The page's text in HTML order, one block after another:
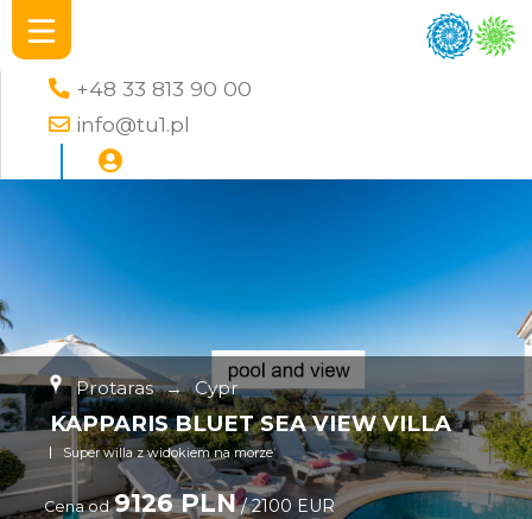
+48 33 813 90 00
info@tu1.pl
Protaras → Cypr
KAPPARIS BLUET SEA VIEW VILLA
Super willa z widokiem na morze
Cena od 9126 PLN/ 2100 EUR